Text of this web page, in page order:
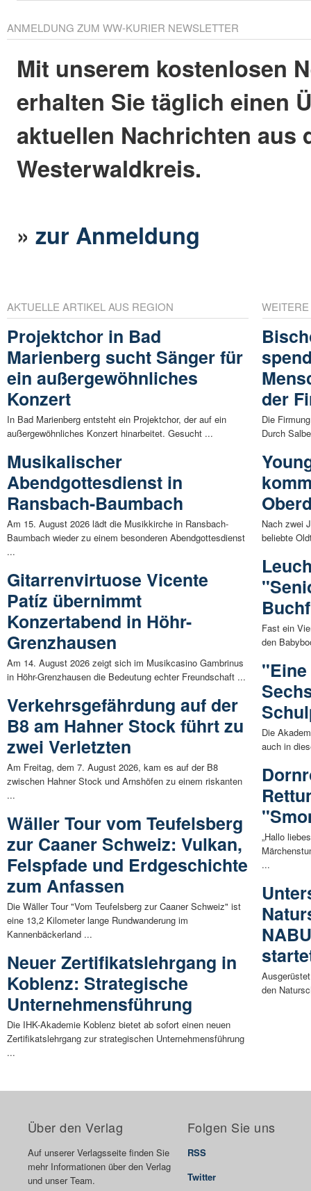
ANMELDUNG ZUM WW-KURIER NEWSLETTER
Mit unserem kostenlosen
erhalten Sie täglich einen
aktuellen Nachrichten aus
Westerwaldkreis.
»zur Anmeldung
AKTUELLE ARTIKEL AUS REGION
Projektchor in Bad
Marienberg sucht Sänger für
ein außergewöhnliches
Konzert
In Bad Marienberg entsteht ein Projektchor, der auf ein
außergewöhnliches Konzert hinarbeitet. Gesucht ...
Musikalischer
Abendgottesdienst in
Ransbach-Baumbach
Am 15. August 2026 lädt die Musikkirche in Ransbach-
Baumbach wieder zu einem besonderen Abendgottesdienst
...
Gitarrenvirtuose Vicente
Patíz übernimmt
Konzertabend in Höhr-
Grenzhausen
Am 14. August 2026 zeigt sich im Musikcasino Gambrinus
in Höhr-Grenzhausen die Bedeutung echter Freundschaft ...
Verkehrsgefährdung auf der
B8 am Hahner Stock führt zu
zwei Verletzten
Am Freitag, dem 7. August 2026, kam es auf der B8
zwischen Hahner Stock und Arnshöfen zu einem riskanten
...
Wäller Tour vom Teufelsberg
zur Caaner Schweiz: Vulkan,
Felspfade und Erdgeschichte
zum Anfassen
Die Wäller Tour "Vom Teufelsberg zur Caaner Schweiz" ist
eine 13,2 Kilometer lange Rundwanderung im
Kannenbäckerland ...
Neuer Zertifikatslehrgang in
Koblenz: Strategische
Unternehmensführung
Die IHK-Akademie Koblenz bietet ab sofort einen neuen
Zertifikatslehrgang zur strategischen Unternehmensführung
...
der
Die
Durch
Nach zwei
beliebte
Fast ein
den
Die
auch in
„Hallo
...
den
Über den Verlag
Auf unserer Verlagsseite finden Sie
mehr Informationen über den Verlag
und unser Team.
Folgen Sie uns
RSS
Twitter